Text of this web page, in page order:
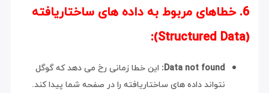
6. خطاهای مربوط به داده های ساختاریافته
(Structured Data):
Data not found: این خطا زمانی رخ می دهد که گوگل
نتواند داده های ساختاریافته را در صفحه شما پیدا کند.